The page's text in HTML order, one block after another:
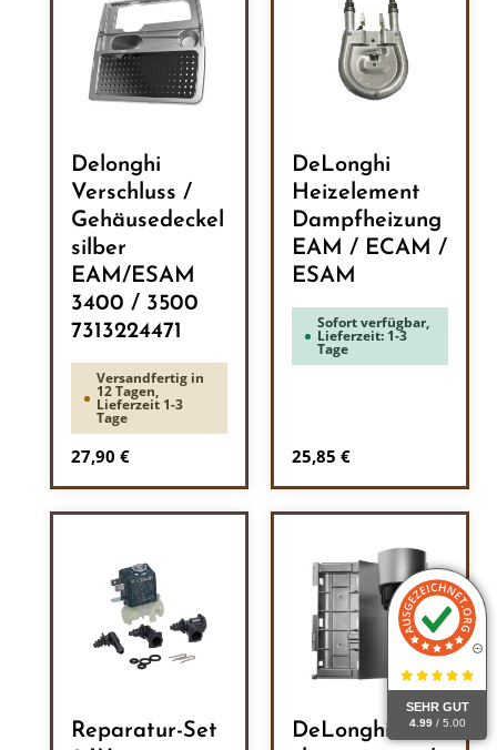
SEHR GUT
4.99 / 5.00
Delonghi
Verschluss /
Gehäusedeckel
silber
EAM/ESAM
3400 / 3500
7313224471
Versandfertig in
12 Tagen,
Lieferzeit 1-3
Tage
Regulärer Preis:
27,90 €
DeLonghi
Heizelement
Dampfheizung
EAM / ECAM /
ESAM
Sofort verfügbar,
Lieferzeit: 1-3
Tage
Regulärer Preis:
25,85 €
Reparatur-Set
DeLonghi Tür